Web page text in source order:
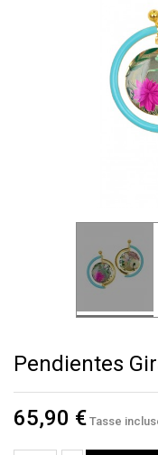
Pendientes
65,90 € Tasse